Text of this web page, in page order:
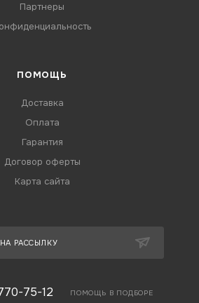
Партнеры
ПОМОЩЬ
Доставка
Оплата
Гарантия
Договор оферты
Карта сайта
РАССЫЛКУ
75-12 ПОМОЩЬ В ПОДБОРЕ